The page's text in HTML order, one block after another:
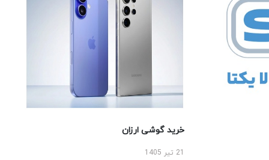
خرید گوشی ارزان